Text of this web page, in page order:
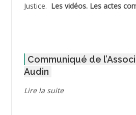
ADOUL Arab *
AGOULMINE
Justice. Les vidéos. Les actes
Communiqué de
Audin
Lire la suite